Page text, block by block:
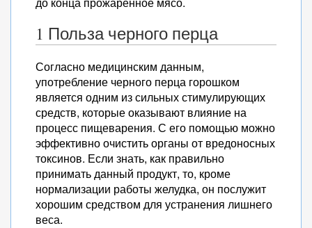
1 Польза черного перца
Согласно медицинским данным,
употребление черного перца горошком
является одним из сильных стимулирующих
средств, которые оказывают влияние на
процесс пищеварения. С его помощью можно
эффективно очистить органы от вредоносных
токсинов. Если знать, как правильно
принимать данный продукт, то, кроме
нормализации работы желудка, он послужит
хорошим средством для устранения лишнего
веса.